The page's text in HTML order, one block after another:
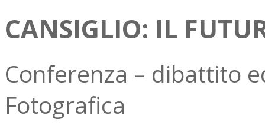
CANSIGLIO: IL
Conferenza – dibattito
Fotografica